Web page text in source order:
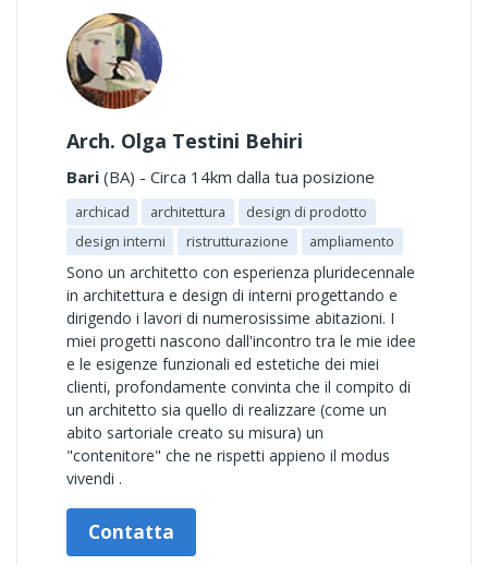
Arch. Olga Testini Behiri
Bari (BA) - Circa 14km dalla tua posizione
archicad architettura
design di prodotto
design interni
ristrutturazione ampliamento
Sono un architetto con esperienza pluridecennale
in architettura e design di interni progettando e
dirigendo i lavori di numerosissime abitazioni. I
miei progetti nascono dall'incontro tra le mie idee
e le esigenze funzionali ed estetiche dei miei
clienti, profondamente convinta che il compito di
un architetto sia quello di realizzare (come un
abito sartoriale creato su misura) un
"contenitore" che ne rispetti appieno il modus
vivendi .
Contatta